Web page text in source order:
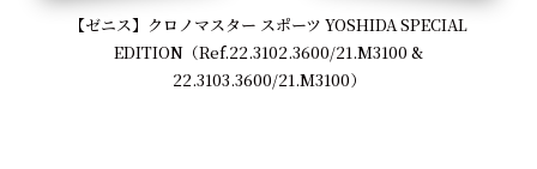
【ゼニス】クロノマスター スポーツ YOSHIDA SPECIAL
EDITION（Ref.22.3102.3600/21.M3100 &
22.3103.3600/21.M3100）